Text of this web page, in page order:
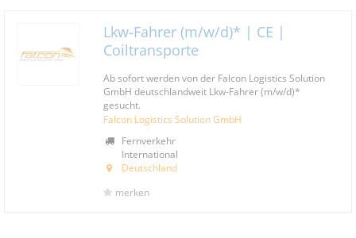
Lkw-Fahrer (m/w/d)* | CE |
Coiltransporte
Ab sofort werden von der Falcon Logistics Solution
GmbH deutschlandweit Lkw-Fahrer (m/w/d)*
gesucht.
Falcon Logistics Solution GmbH
Fernverkehr
International
Deutschland
merken